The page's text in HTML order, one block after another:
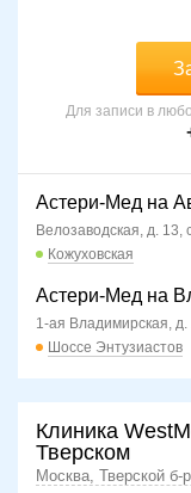
Для записи в
Астери-Мед на
Велозаводская, д. 13,
Кожуховская
Астери-Мед на
1-ая Владимирская, д.
Шоссе Энтузиастов
Клиника
Тверском
Москва, Тверской б-